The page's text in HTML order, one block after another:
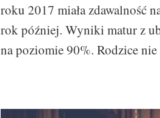
roku 2017 miała zdawalność
rok później. Wyniki matur z
na poziomie 90%. Rodzice